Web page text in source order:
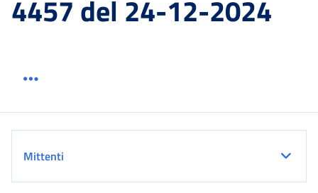
4457 del 24-12-2024
Mittenti